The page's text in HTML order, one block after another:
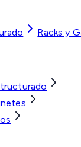
Racks y